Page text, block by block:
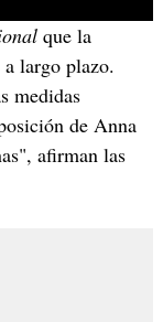
que la
largo plazo.
medidas
de Anna
afirman las